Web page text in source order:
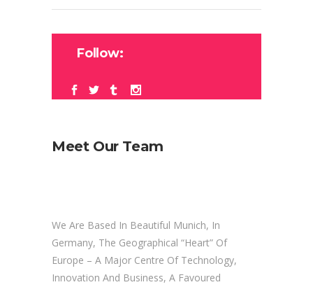
Follow:
Meet Our Team
We Are Based In Beautiful Munich, In
Germany, The Geographical “heart” Of
Europe – A Major Centre Of Technology,
Innovation And Business, A Favoured